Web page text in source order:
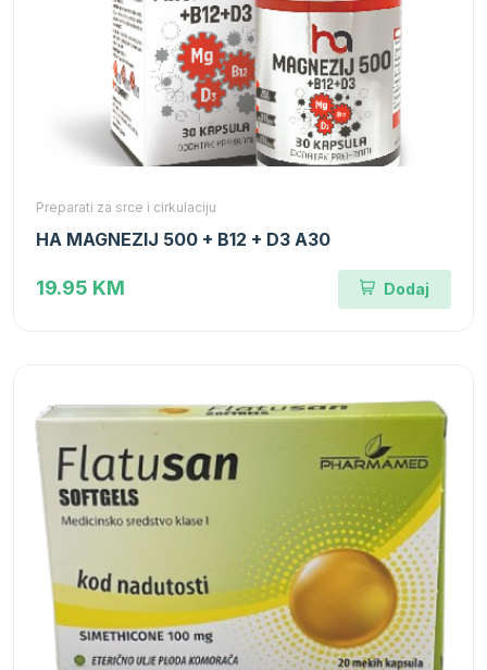
Preparati za srce i cirkulaciju
HA MAGNEZIJ 500 + B12 + D3 A30
19.95 KM Dodaj